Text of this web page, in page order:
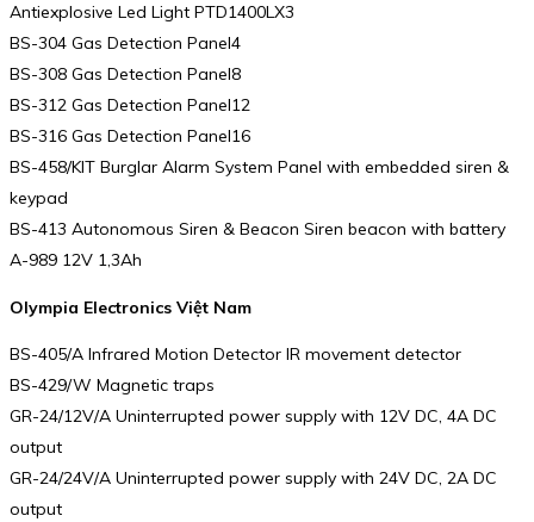
Antiexplosive Led Light PTD1400LX3
BS-304 Gas Detection Panel4
BS-308 Gas Detection Panel8
BS-312 Gas Detection Panel12
BS-316 Gas Detection Panel16
BS-458/KIT Burglar Alarm System Panel with embedded siren &
keypad
BS-413 Autonomous Siren & Beacon Siren beacon with battery
A-989 12V 1,3Ah
Olympia Electronics Việt Nam
BS-405/A Infrared Motion Detector IR movement detector
BS-429/W Magnetic traps
GR-24/12V/A Uninterrupted power supply with 12V DC, 4A DC
output
GR-24/24V/A Uninterrupted power supply with 24V DC, 2A DC
output